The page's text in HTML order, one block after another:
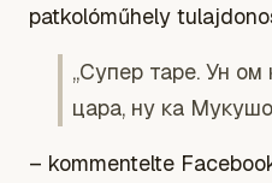
patkolóműhely
„Супер таре. Ун
цара, ну ка
– kommentelte